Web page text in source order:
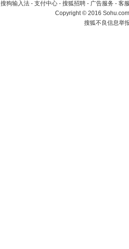
搜狗输入法 - 支付中心 - 搜狐招聘 - 广告服务 - 客
Copyright©2016
搜狐不良信息举